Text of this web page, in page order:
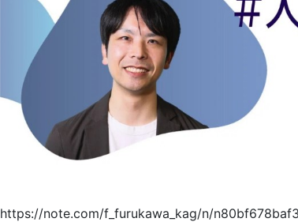
https://note.com/f_furukawa_kag/n/